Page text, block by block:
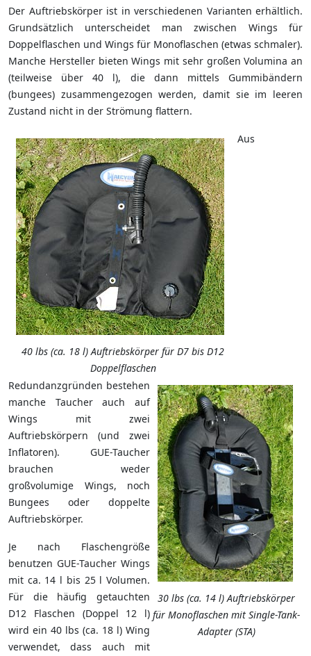
Der Auftriebskörper ist in verschiedenen Varianten erhältlich.
Grundsätzlich unterscheidet man zwischen Wings für
Doppelflaschen und Wings für Monoflaschen (etwas schmaler).
Manche Hersteller bieten Wings mit sehr großen Volumina an
(teilweise über 40 l), die dann mittels Gummibändern
(bungees) zusammengezogen werden, damit sie im leeren
Zustand nicht in der Strömung flattern.
40 lbs (ca. 18 l) Auftriebskörper für D7 bis D12
Doppelflaschen
30 lbs (ca. 14 l) Auftriebskörper
für Monoflaschen mit Single-Tank-
Adapter (STA)
Aus
Redundanzgründen bestehen
manche Taucher auch auf
Wings mit zwei
Auftriebskörpern (und zwei
Inflatoren). GUE-Taucher
brauchen weder
großvolumige Wings, noch
Bungees oder doppelte
Auftriebskörper.
Je nach Flaschengröße
benutzen GUE-Taucher Wings
mit ca. 14 l bis 25 l Volumen.
Für die häufig getauchten
D12 Flaschen (Doppel 12 l)
wird ein 40 lbs (ca. 18 l) Wing
verwendet, dass auch mit